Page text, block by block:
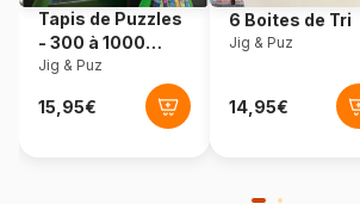
Dimensions 118 x 84 cm
Tapis de Puzzles
- 300 à 1000
pièces
Jig & Puz
6 Boites de Tri
Jig & Puz